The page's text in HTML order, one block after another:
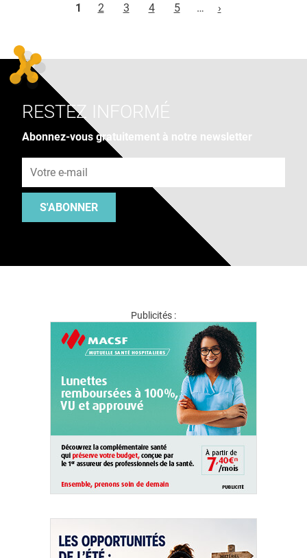
1
2 3 4 5 … ›
RESTEZ INFORMÉ
Abonnez-vous gratuitement à notre newsletter
S'ABONNER
Publicités :